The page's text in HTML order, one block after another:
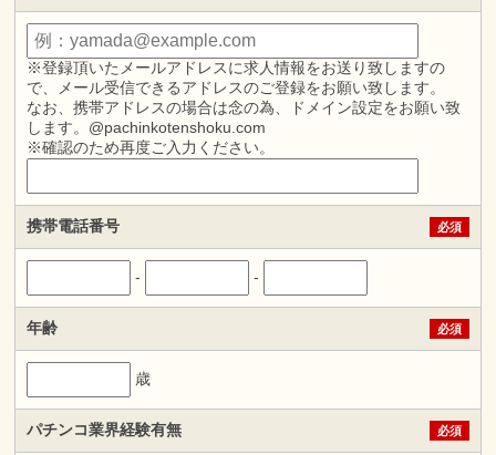
※登録頂いたメールアドレスに求人情報をお送り致しますの
で、メール受信できるアドレスのご登録をお願い致します。
なお、携帯アドレスの場合は念の為、ドメイン設定をお願い致
します。@pachinkotenshoku.com
※確認のため再度ご入力ください。
携帯電話番号 必須
- -
年齢 必須
歳
パチンコ業界経験有無 必須